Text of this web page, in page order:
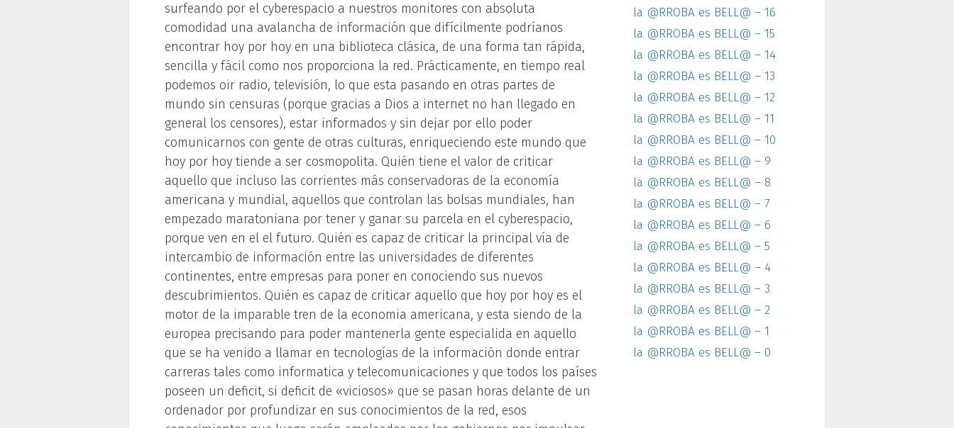
surfeando por el cyberespacio a nuestros monitores con absoluta
comodidad una avalancha de información que difícilmente podríanos
encontrar hoy por hoy en una biblioteca clásica, de una forma tan rápida,
sencilla y fácil como nos proporciona la red. Prácticamente, en tiempo real
podemos oir radio, televisión, lo que esta pasando en otras partes de
mundo sin censuras (porque gracias a Dios a internet no han llegado en
general los censores), estar informados y sin dejar por ello poder
comunicarnos con gente de otras culturas, enriqueciendo este mundo que
hoy por hoy tiende a ser cosmopolita. Quién tiene el valor de criticar
aquello que incluso las corrientes más conservadoras de la economía
americana y mundial, aquellos que controlan las bolsas mundiales, han
empezado maratoniana por tener y ganar su parcela en el cyberespacio,
porque ven en el el futuro. Quién es capaz de criticar la principal vía de
intercambio de información entre las universidades de diferentes
continentes, entre empresas para poner en conociendo sus nuevos
descubrimientos. Quién es capaz de criticar aquello que hoy por hoy es el
motor de la imparable tren de la economia americana, y esta siendo de la
europea precisando para poder mantenerla gente especialida en aquello
que se ha venido a llamar en tecnologías de la información donde entrar
carreras tales como informatica y telecomunicaciones y que todos los países
poseen un deficit, si deficit de «viciosos» que se pasan horas delante de un
ordenador por profundizar en sus conocimientos de la red, esos
la @RROBA es BELL@ – 16
la @RROBA es BELL@ – 15
la @RROBA es BELL@ – 14
la @RROBA es BELL@ – 13
la @RROBA es BELL@ – 12
la @RROBA es BELL@ – 11
la @RROBA es BELL@ – 10
la @RROBA es BELL@ – 9
la @RROBA es BELL@ – 8
la @RROBA es BELL@ – 7
la @RROBA es BELL@ – 6
la @RROBA es BELL@ – 5
la @RROBA es BELL@ – 4
la @RROBA es BELL@ – 3
la @RROBA es BELL@ – 2
la @RROBA es BELL@ – 1
la @RROBA es BELL@ – 0